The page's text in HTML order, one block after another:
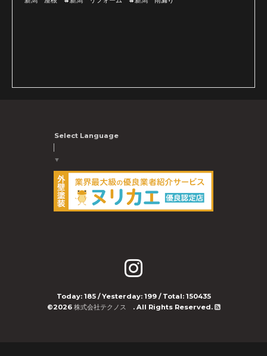
Select Language
▼
Today: 185/ Yesterday: 199/ Total: 150435
©2026 株式会社テクノス . All Rights Reserved.